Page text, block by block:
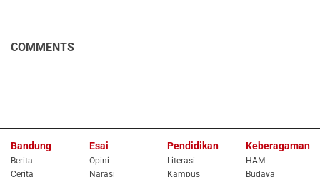
COMMENTS
Bandung
Berita
Cerita
Esai
Opini
Narasi
Pendidikan
Literasi
Kampus
Keberagaman
HAM
Budaya